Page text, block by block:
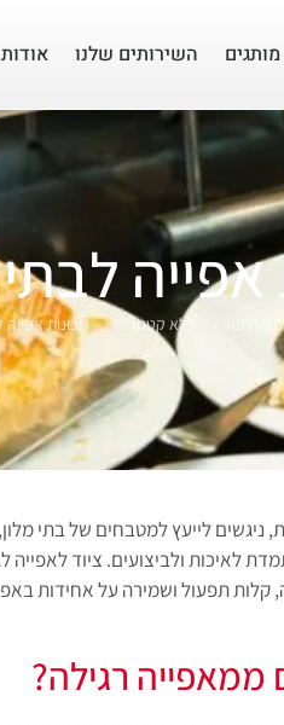
מותגים השירותים שלנו אודות
מהתנור ללא קטגוריה » מכונות אפייה
ניגשים לייעץ למטבחים של בתי
לאיכות ולביצועים. ציוד לאפייה
תפעול ושמירה על אחידות
ממאפייה רגילה?